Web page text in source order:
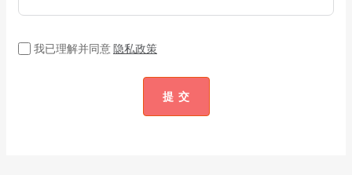
我已理解并同意隐私政策
提 交